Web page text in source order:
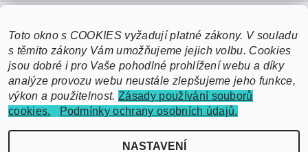
EcoSmart čerpací technika - domácí vodárny, čerpadla, posilovací
Toto okno s COOKIES vyžadují platné zákony. V souladu
s těmito zákony Vám umožňujeme jejich volbu. Cookies
jsou dobré i pro Vaše pohodlné prohlížení webu a díky
analýze provozu webu neustále zlepšujeme jeho funkce,
výkon a použitelnost. Zásady používání souborů
cookies.
Podmínky ochrany osobních údajů.
NASTAVENÍ